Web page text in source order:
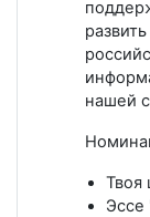
нашей
Твоя
Эссе